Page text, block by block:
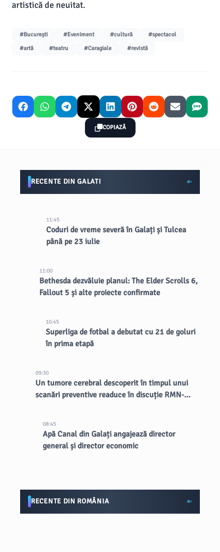
artistică de neuitat.
#București #Eveniment #cultură
#spectacol
#artă
#teatru #Caragiale #revistă
COPIAZĂ
RECENTE DIN GALATI
11:45
Coduri de vreme severă în Galați și Tulcea
până pe 23 iulie
11:00
Bethesda dezvăluie planul: The Elder Scrolls 6,
Fallout 5 și alte proiecte confirmate
10:45
Superliga de fotbal a debutat cu 21 de goluri
în prima etapă
09:30
Un tumore cerebral descoperit în timpul unui
scanări preventive readuce în discuție RMN-
08:45
Apă Canal din Galați angajează director
general și director economic
RECENTE DIN ROMÂNIA